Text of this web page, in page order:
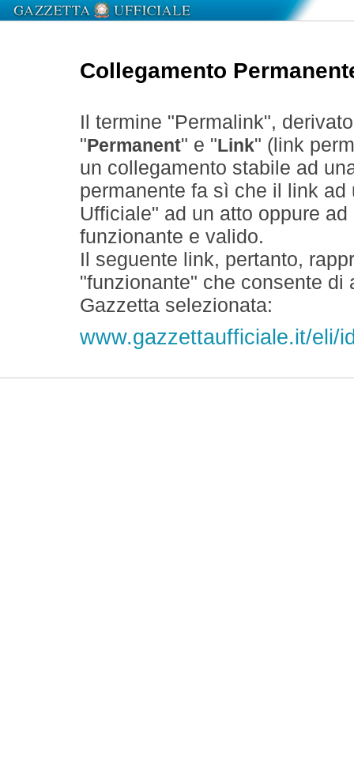
Collegamento
Il termine "Permalink",
" Permanent" e " Link" (link
un collegamento stabile ad
permanente fa sì che il link
Ufficiale" ad un atto oppure
funzionante e valido.
Il seguente link, pertanto,
"funzionante" che consente
Gazzetta selezionata:
www.gazzettaufficiale.it/eli/